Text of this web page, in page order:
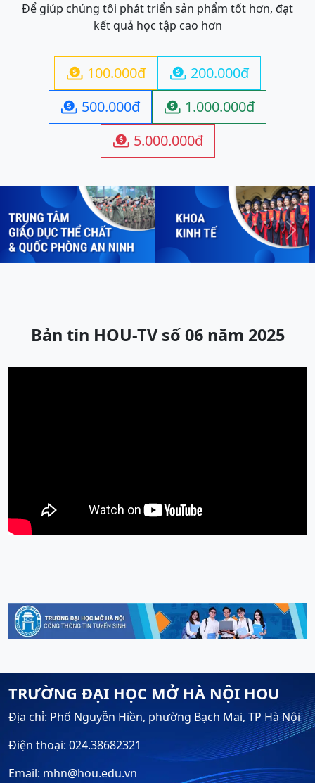
Để giúp chúng tôi phát triển sản phẩm tốt hơn, đạt
kết quả học tập cao hơn
 100.000đ  200.000đ
 500.000đ  1.000.000đ
 5.000.000đ
Previous Next
Bản tin HOU-TV số 06 năm 2025
TRƯỜNG ĐẠI HỌC MỞ HÀ NỘI HOU
Địa chỉ: Phố Nguyễn Hiền, phường Bạch Mai, TP Hà Nội
Điện thoại: 024.38682321
Email: mhn@hou.edu.vn